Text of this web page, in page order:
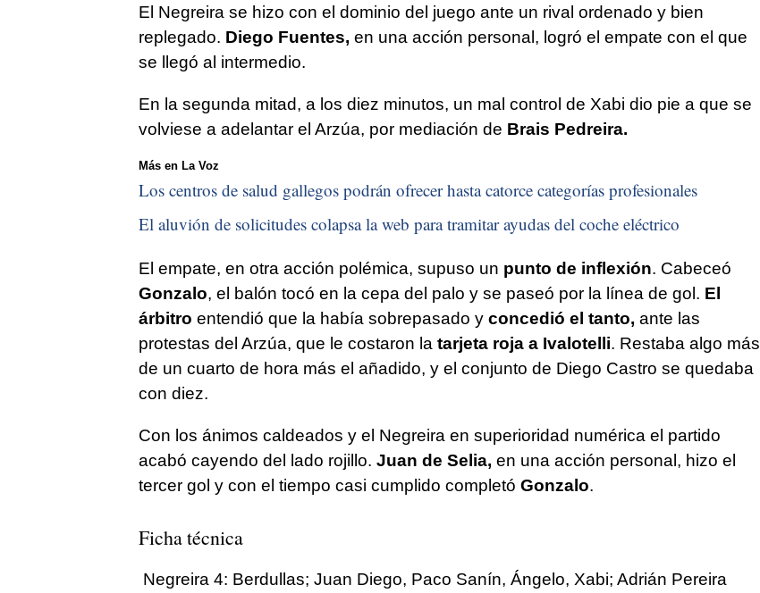
El Negreira se hizo con el dominio del juego ante un rival ordenado y bien
replegado. Diego Fuentes, en una acción personal, logró el empate con el que
se llegó al intermedio.
En la segunda mitad, a los diez minutos, un mal control de Xabi dio pie a que se
volviese a adelantar el Arzúa, por mediación de Brais Pedreira.
Más en La Voz
Los centros de salud gallegos podrán ofrecer hasta catorce categorías profesionales
El aluvión de solicitudes colapsa la web para tramitar ayudas del coche eléctrico
El empate, en otra acción polémica, supuso un punto de inflexión. Cabeceó
Gonzalo, el balón tocó en la cepa del palo y se paseó por la línea de gol. El
árbitro entendió que la había sobrepasado y concedió el tanto, ante las
protestas del Arzúa, que le costaron la tarjeta roja a Ivalotelli. Restaba algo más
de un cuarto de hora más el añadido, y el conjunto de Diego Castro se quedaba
con diez.
Con los ánimos caldeados y el Negreira en superioridad numérica el partido
acabó cayendo del lado rojillo. Juan de Selia, en una acción personal, hizo el
tercer gol y con el tiempo casi cumplido completó Gonzalo.
Ficha técnica
Negreira 4: Berdullas; Juan Diego, Paco Sanín, Ángelo, Xabi; Adrián Pereira